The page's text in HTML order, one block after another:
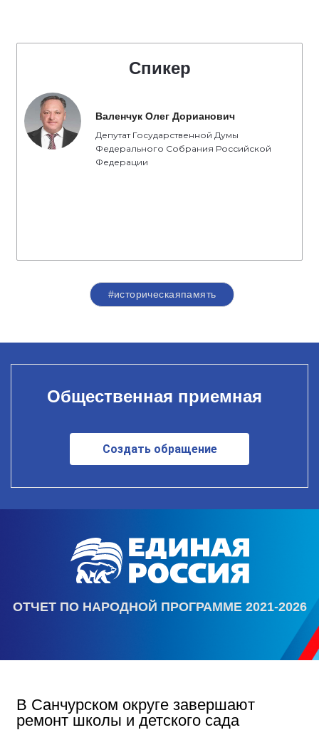
Спикер
Валенчук Олег Дорианович
Депутат Государственной Думы
Федерального Собрания Российской
Федерации
#историческаяпамять
Общественная приемная
Создать обращение
ОТЧЕТ ПО НАРОДНОЙ ПРОГРАММЕ 2021-2026
В Санчурском округе завершают
ремонт школы и детского сада